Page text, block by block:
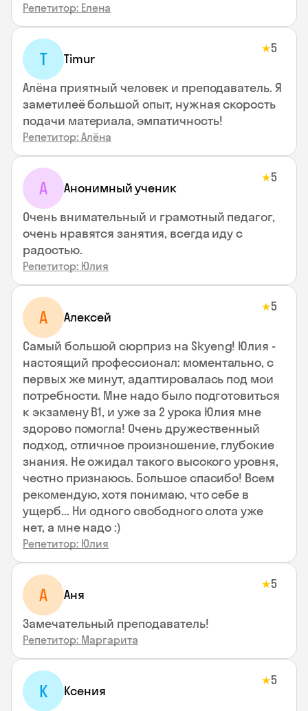
Репетитор: Елена
T Timur
★5
Алёна приятный человек и преподаватель. Я
заметилеё большой опыт, нужная скорость
подачи материала, эмпатичность!
Репетитор: Алёна
А Анонимный ученик
★5
Очень внимательный и грамотный педагог,
очень нравятся занятия, всегда иду с
радостью.
Репетитор: Юлия
А Алексей
★5
Самый большой сюрприз на Skyeng! Юлия -
настоящий профессионал: моментально, с
первых же минут, адаптировалась под мои
потребности. Мне надо было подготовиться
к экзамену В1, и уже за 2 урока Юлия мне
здорово помогла! Очень дружественный
подход, отличное произношение, глубокие
знания. Не ожидал такого высокого уровня,
честно признаюсь. Большое спасибо! Всем
рекомендую, хотя понимаю, что себе в
ущерб... Ни одного свободного слота уже
нет, а мне надо :)
Репетитор: Юлия
А Аня
★5
Замечательный преподаватель!
Репетитор: Маргарита
К Ксения
★5